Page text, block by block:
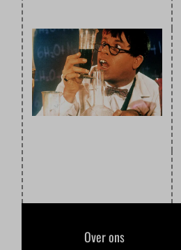
Over ons